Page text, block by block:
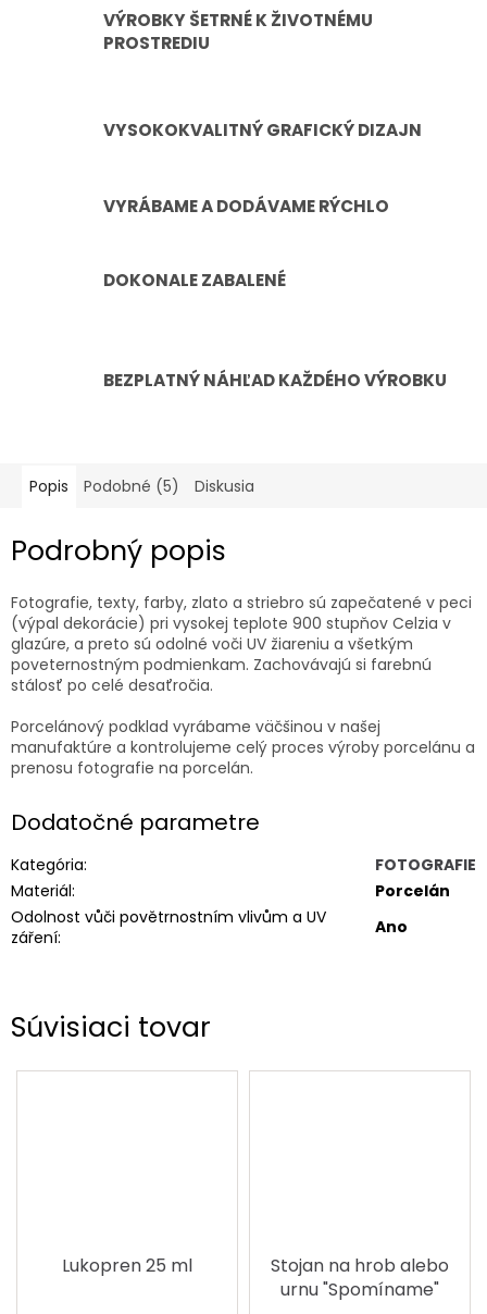
VÝROBKY ŠETRNÉ K ŽIVOTNÉMU
PROSTREDIU
VYSOKOKVALITNÝ GRAFICKÝ DIZAJN
VYRÁBAME A DODÁVAME RÝCHLO
DOKONALE ZABALENÉ
BEZPLATNÝ NÁHĽAD KAŽDÉHO VÝROBKU
Súvisiaci tovar
Lukopren 25 ml
Stojan na hrob alebo
urnu "Spomíname"
Popis Podobné (5) Diskusia
Podrobný popis
Fotografie, texty, farby, zlato a striebro sú zapečatené v peci
(výpal dekorácie) pri vysokej teplote 900 stupňov Celzia v
glazúre, a preto sú odolné voči UV žiareniu a všetkým
poveternostným podmienkam. Zachovávajú si farebnú
stálosť po celé desaťročia.
Porcelánový podklad vyrábame väčšinou v našej
manufaktúre a kontrolujeme celý proces výroby porcelánu a
prenosu fotografie na porcelán.
Dodatočné parametre
Kategória:
FOTOGRAFIE
Materiál:
Porcelán
Odolnost vůči povětrnostním vlivům a UV
záření: Ano